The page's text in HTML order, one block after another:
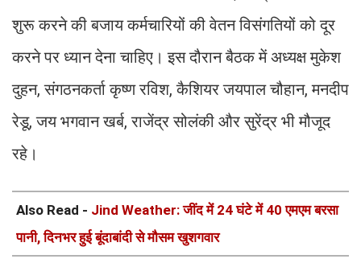
शुरू करने की बजाय कर्मचारियों की वेतन विसंगतियों को दूर
करने पर ध्यान देना चाहिए। इस दौरान बैठक में अध्यक्ष मुकेश
दुहन, संगठनकर्ता कृष्ण रविश, कैशियर जयपाल चौहान, मनदीप
रेडू, जय भगवान खर्ब, राजेंद्र सोलंकी और सुरेंद्र भी मौजूद
रहे।
Also Read - Jind Weather: जींद में 24 घंटे में 40 एमएम बरसा
पानी, दिनभर हुई बूंदाबांदी से मौसम खुशगवार